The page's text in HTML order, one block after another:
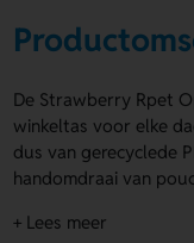
De Strawberry Rpet
winkeltas voor elke
dus van gerecyclede
handomdraai van
uitgeklapt.
+ Lees meer